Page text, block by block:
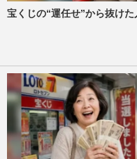
宝くじの“運任せ”から抜け